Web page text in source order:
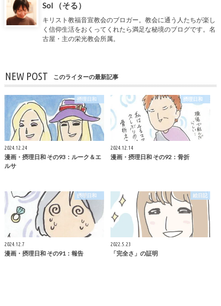
Sol （そる）
キリスト教福音宣教会のブロガー。教会に通う人たちが楽し
く信仰生活をおくってくれたら満足な秘境のブログです。名
古屋・主の栄光教会所属。
NEW POST このライターの最新記事
摂理日和
2024.12.24
漫画・摂理日和 その93：ルーク＆エ
ルサ
摂理日和
2024.12.14
漫画・摂理日和 その92：骨折
摂理日和
2024.12.7
漫画・摂理日和 その91：報告
絵日記
2022.5.23
「完全さ」の証明